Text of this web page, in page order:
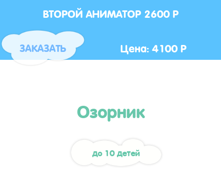
ВТОРОЙ АНИМАТОР 2600 Р
ЗАКАЗАТЬ Цена: 4100 Р
Озорник
до 10 детей